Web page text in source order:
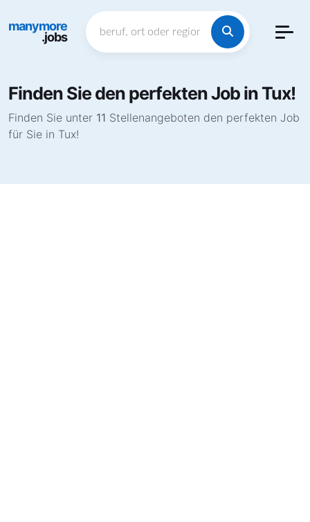
manymore
.jobs
Finden Sie den perfekten Job in Tux!
Finden Sie unter 11 Stellenangeboten den perfekten Job
für Sie in Tux!